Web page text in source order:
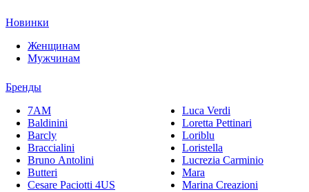
Новинки
Женщинам
Мужчинам
Бренды
7AM
Baldinini
Barcly
Braccialini
Bruno Antolini
Butteri
Cesare Paciotti 4US
Luca Verdi
Loretta Pettinari
Loriblu
Loristella
Lucrezia Carminio
Mara
Marina Creazioni